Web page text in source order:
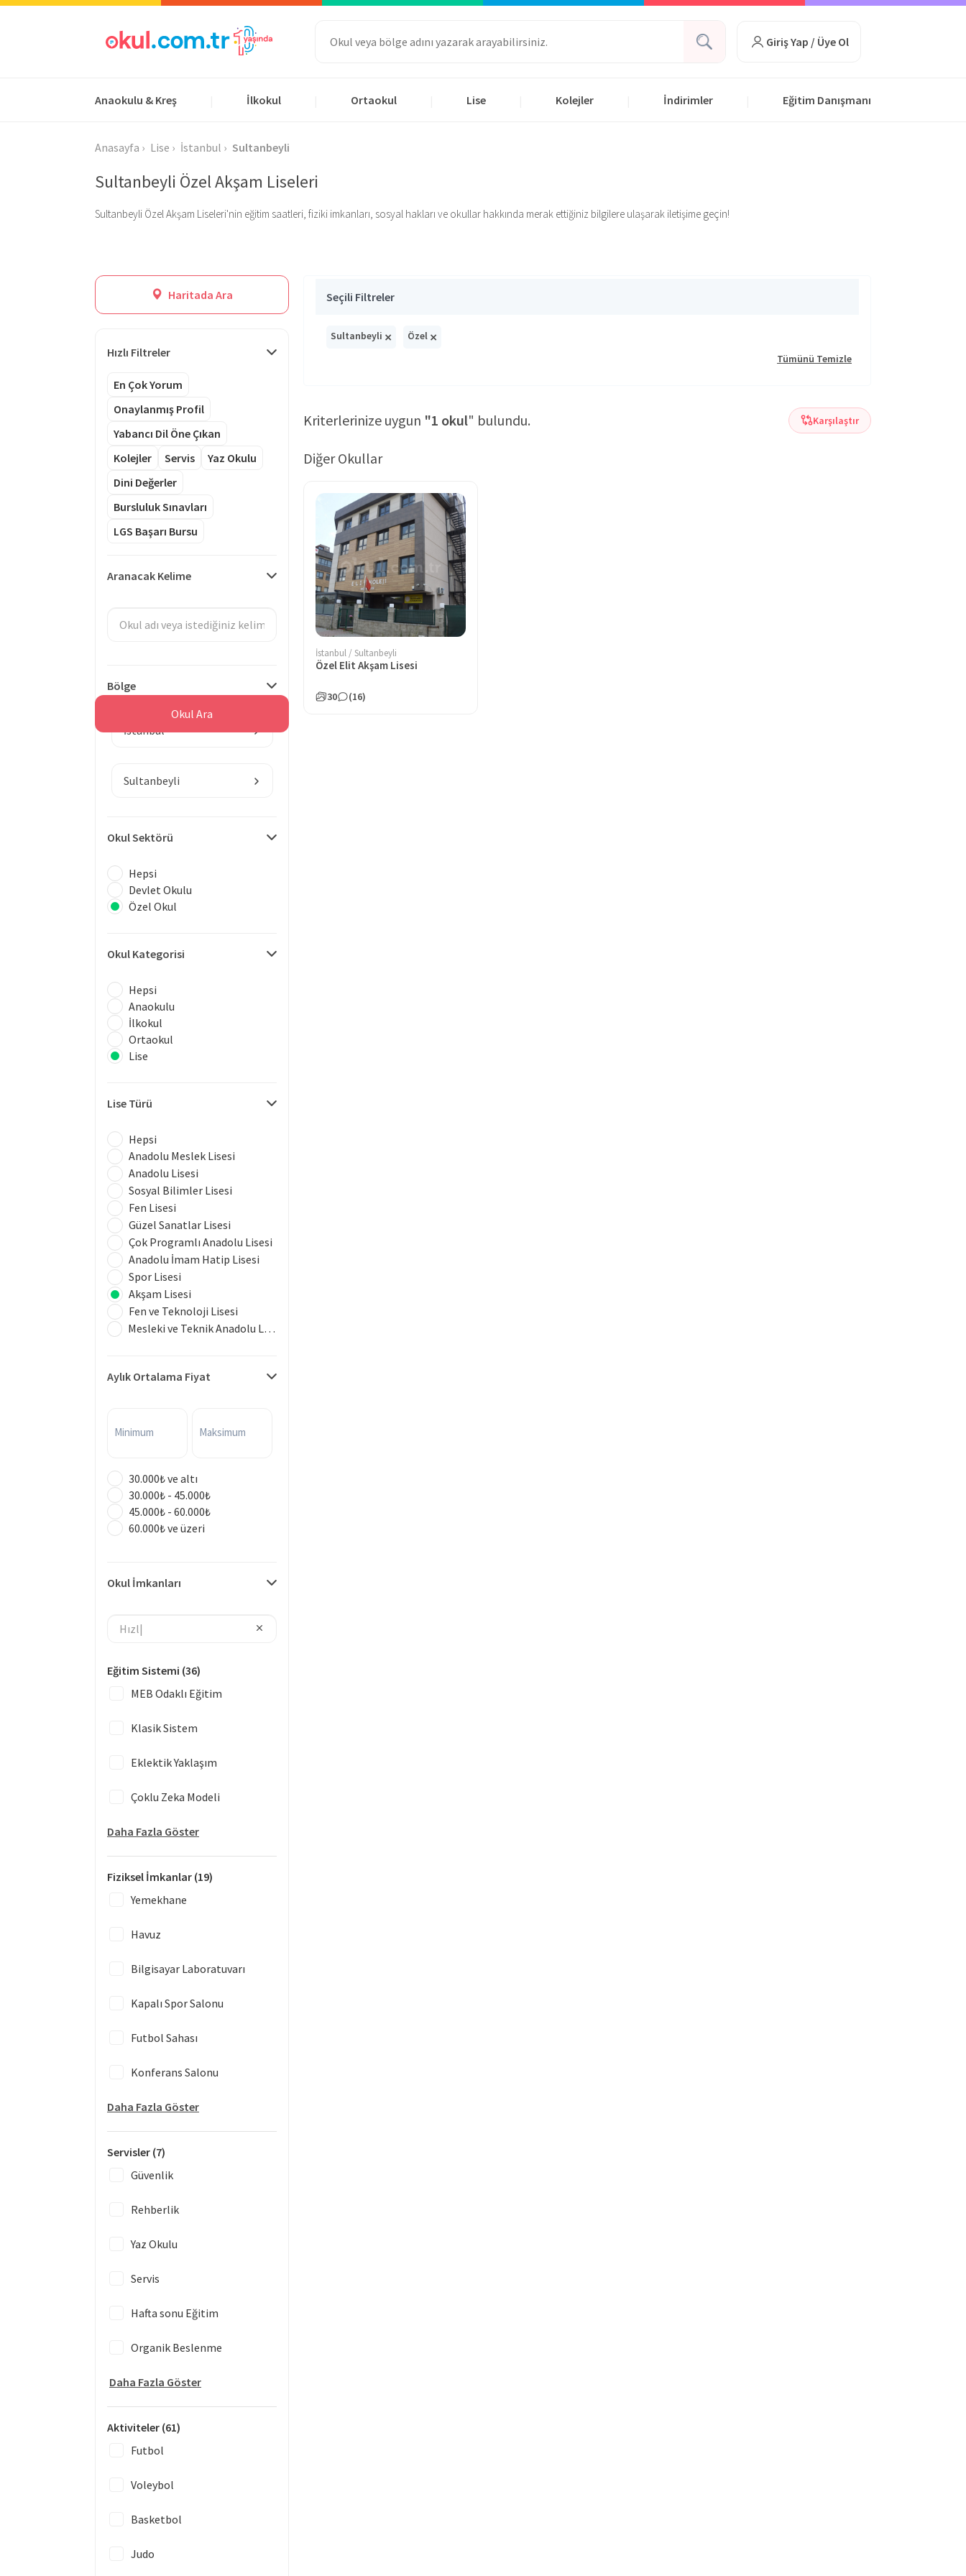
Giriş Yap / Üye Ol
Anaokulu & Kreş İlkokul Ortaokul Lise Kolejler İndirimler Eğitim Danışmanı
Anasayfa Lise İstanbul Sultanbeyli
Sultanbeyli Özel Akşam Liseleri
Sultanbeyli Özel Akşam Liseleri'nin eğitim saatleri, fiziki imkanları, sosyal hakları ve okullar hakkında merak ettiğiniz bilgilere ulaşarak iletişime geçin!
Haritada Ara
Hızlı Filtreler
En Çok Yorum
Onaylanmış Profil
Yabancı Dil Öne Çıkan
Kolejler
Servis
Yaz Okulu
Dini Değerler
Bursluluk Sınavları
LGS Başarı Bursu
Aranacak Kelime
Bölge
İstanbul
Sultanbeyli
Okul Sektörü
Hepsi
Devlet Okulu
Özel Okul
Okul Kategorisi
Hepsi
Anaokulu
İlkokul
Ortaokul
Lise
Lise Türü
Hepsi
Anadolu Meslek Lisesi
Anadolu Lisesi
Sosyal Bilimler Lisesi
Fen Lisesi
Güzel Sanatlar Lisesi
Çok Programlı Anadolu Lisesi
Anadolu İmam Hatip Lisesi
Spor Lisesi
Akşam Lisesi
Fen ve Teknoloji Lisesi
Mesleki ve Teknik Anadolu Lisesi
Aylık Ortalama Fiyat
Minimum Maksimum
30.000₺ ve altı
30.000₺ - 45.000₺
45.000₺ - 60.000₺
60.000₺ ve üzeri
Okul İmkanları
Eğitim Sistemi (36)
MEB Odaklı Eğitim
Klasik Sistem
Eklektik Yaklaşım
Çoklu Zeka Modeli
Daha Fazla Göster
Fiziksel İmkanlar (19)
Yemekhane
Havuz
Bilgisayar Laboratuvarı
Kapalı Spor Salonu
Futbol Sahası
Konferans Salonu
Daha Fazla Göster
Servisler (7)
Güvenlik
Rehberlik
Yaz Okulu
Servis
Hafta sonu Eğitim
Organik Beslenme
Daha Fazla Göster
Aktiviteler (61)
Futbol
Voleybol
Basketbol
Judo
Okul Ara
Seçili Filtreler
Sultanbeyli × Özel ×
Tümünü Temizle
Kriterlerinize uygun "1 okul" bulundu. Karşılaştır
Diğer Okullar
İstanbul / Sultanbeyli
Özel Elit Akşam Lisesi
30 (16)